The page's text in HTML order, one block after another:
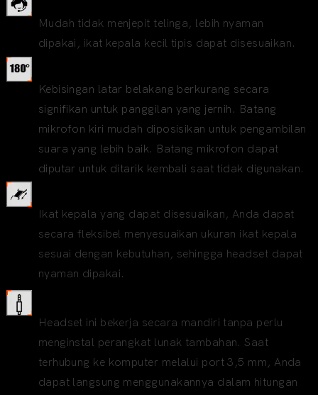
Mudah tidak menjepit telinga, lebih nyaman
dipakai, ikat kepala kecil tipis dapat disesuaikan.
Kebisingan latar belakang berkurang secara
signifikan untuk panggilan yang jernih. Batang
mikrofon kiri mudah diposisikan untuk pengambilan
suara yang lebih baik. Batang mikrofon dapat
diputar untuk ditarik kembali saat tidak digunakan.
Ikat kepala yang dapat disesuaikan, Anda dapat
secara fleksibel menyesuaikan ukuran ikat kepala
sesuai dengan kebutuhan, sehingga headset dapat
nyaman dipakai.
Headset ini bekerja secara mandiri tanpa perlu
menginstal perangkat lunak tambahan. Saat
terhubung ke komputer melalui port 3,5 mm, Anda
dapat langsung menggunakannya dalam hitungan